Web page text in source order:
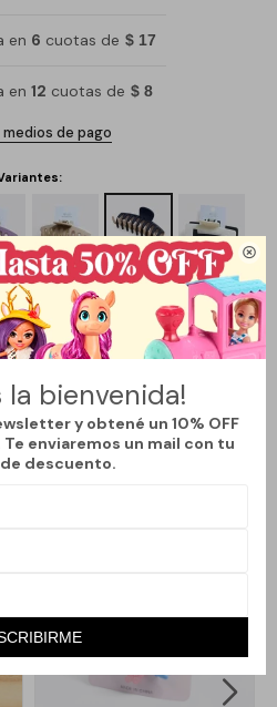

la bienvenida!
y obtené un 10% OFF
enviaremos un mail con tu
descuento.
en 6 cuotas de $ 17
en 12 cuotas de $ 8
medios de pago
interesar